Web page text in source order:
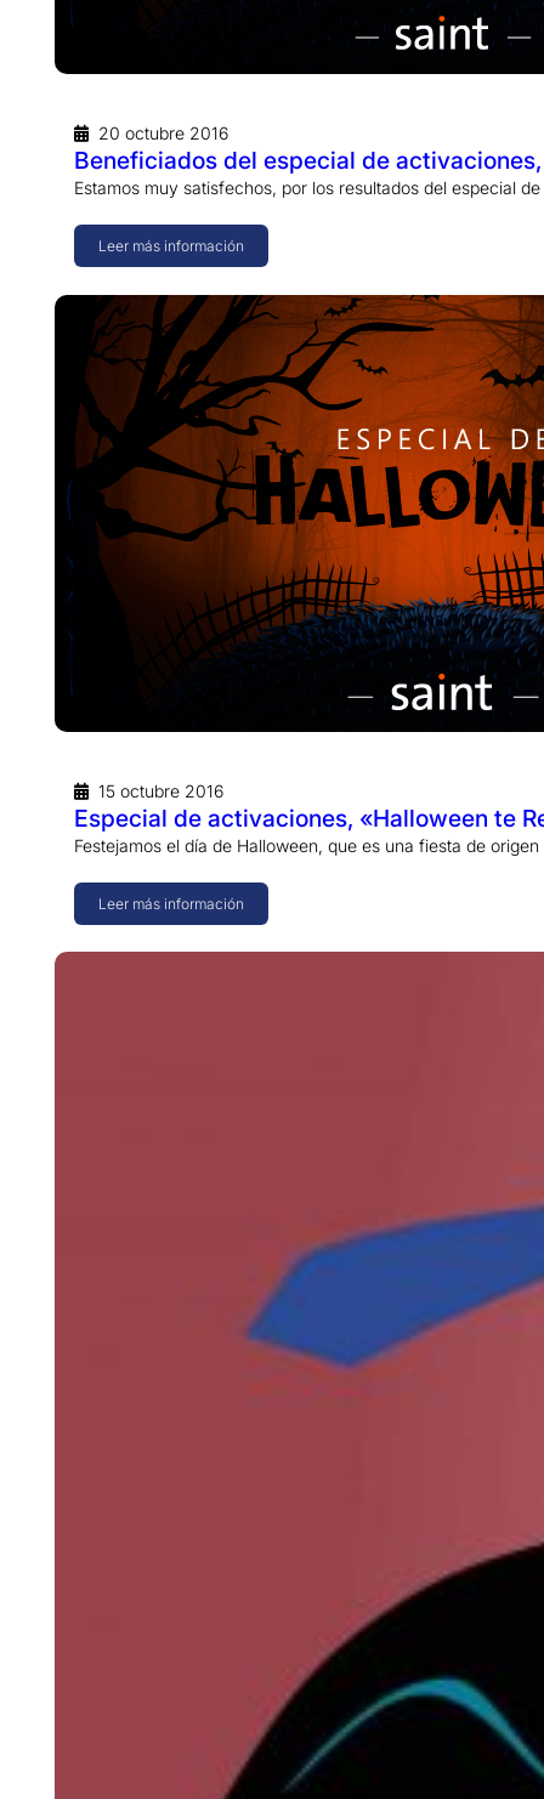
20 octubre 2016
Beneficiados del especial de
Estamos muy satisfechos, por los resultados del especial
Leer más información
15 octubre 2016
Especial de activaciones, «Halloween te
Festejamos el día de Halloween, que es una fiesta de
Leer más información